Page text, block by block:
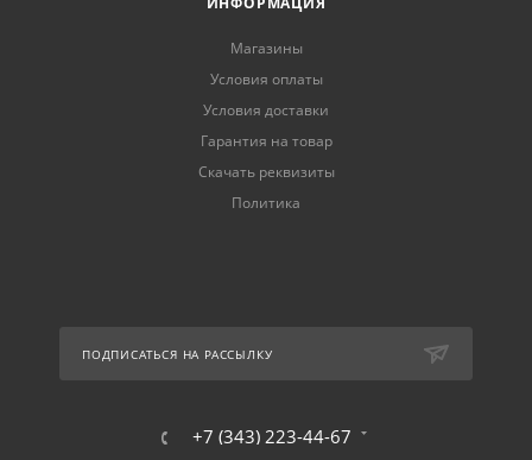
Магазины
Условия оплаты
Условия доставки
Гарантия на товар
Скачать реквизиты
Политика
ПОДПИСАТЬСЯ НА РАССЫЛКУ
+7 (343) 223-44-67